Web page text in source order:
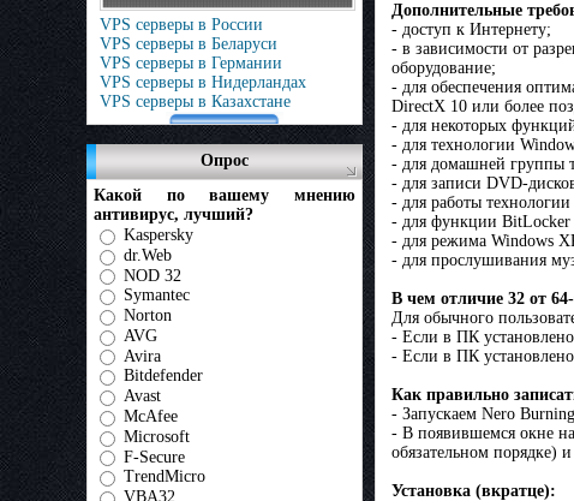
VPS серверы в России
VPS серверы в Беларуси
VPS серверы в Германии
VPS серверы в Нидерландах
VPS серверы в Казахстане
Опрос
Какой по вашему мнению
антивирус, лучший?
Kaspersky
dr.Web
NOD 32
Symantec
Norton
AVG
Avira
Bitdefender
Avast
McAfee
Microsoft
F-Secure
TrendMicro
VBA32
Дополнительные
- доступ к Интернету;
- в зависимости от
оборудование;
- для обеспечения
DirectX 10 или более
- для некоторых
- для технологии
- для домашней группы
- для записи DVD-
- для работы
- для функции BitLocker
- для режима Windows
- для прослушивания
В чем отличие 32 от
Для обычного
- Если в ПК
- Если в ПК
Как правильно
- Запускаем Nero
- В появившемся окне
обязательном порядке)
Установка (вкратце):